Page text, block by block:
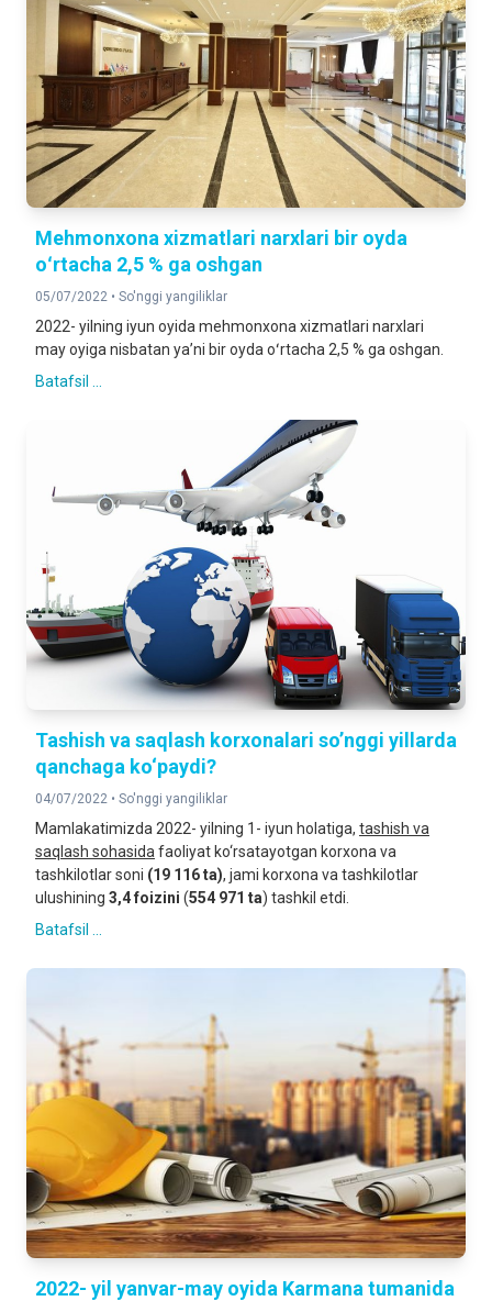
Mehmonxona xizmatlari narxlari bir oyda
oʻrtacha 2,5 % ga oshgan
05/07/2022 • So'nggi yangiliklar
2022- yilning iyun oyida mehmonxona xizmatlari narxlari
may oyiga nisbatan yaʼni bir oyda oʻrtacha 2,5 % ga oshgan.
Batafsil ...
Tashish va saqlash korxonalari so’nggi yillarda
qanchaga ko‘paydi?
04/07/2022 • So'nggi yangiliklar
Mamlakatimizda 2022- yilning 1- iyun holatiga, tashish va
saqlash sohasida faoliyat ko‘rsatayotgan korxona va
tashkilotlar soni (19 116 ta), jami korxona va tashkilotlar
ulushining 3,4 foizini (554 971 ta) tashkil etdi.
Batafsil ...
2022- yil yanvar-may oyida Karmana tumanida